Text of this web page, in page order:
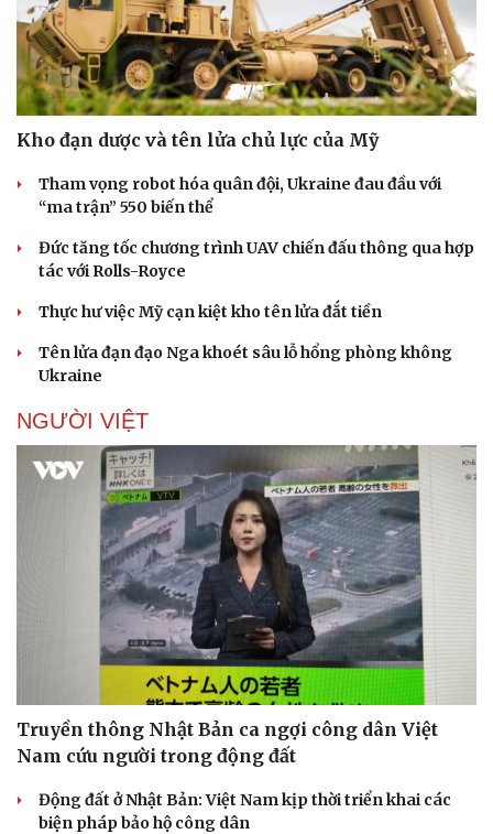
Doanh nghiệp
Thông tin doanh nghiệp
Doanh nghiệp 24h
Doanh nhân
Vì cộng đồng
Công nghệ
Sành điệu
Tin Công nghệ
Trải nghiệm
Kho đạn dược và tên lửa chủ lực của Mỹ
Tham vọng robot hóa quân đội, Ukraine đau đầu với
“ma trận” 550 biến thể
Đức tăng tốc chương trình UAV chiến đấu thông qua hợp
tác với Rolls-Royce
Thực hư việc Mỹ cạn kiệt kho tên lửa đắt tiền
Tên lửa đạn đạo Nga khoét sâu lỗ hổng phòng không
Ukraine
NGƯỜI VIỆT
Truyền thông Nhật Bản ca ngợi công dân Việt
Nam cứu người trong động đất
Động đất ở Nhật Bản: Việt Nam kịp thời triển khai các
biện pháp bảo hộ công dân